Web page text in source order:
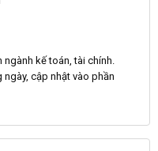
ngành kế toán, tài chính.
ngày, cập nhật vào phần